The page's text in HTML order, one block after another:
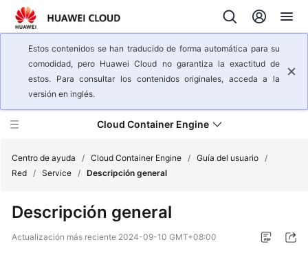
Estos contenidos se han traducido de forma automática para su
comodidad, pero Huawei Cloud no garantiza la exactitud de
estos. Para consultar los contenidos originales, acceda a la
versión en inglés.
Cloud Container Engine
general
del
Centro de ayuda / Cloud Container Engine / Guía del usuario /
Red / Service / Descripción general
Descripción general
Actualización más reciente 2024-09-10 GMT+08:00